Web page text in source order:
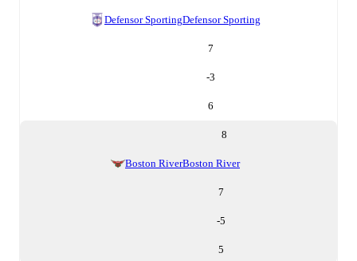
Defensor SportingDefensor Sporting
7
-3
6
8
Boston RiverBoston River
7
-5
5